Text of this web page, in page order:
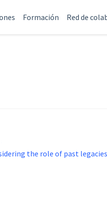
Formación Red de
the role of past legacies